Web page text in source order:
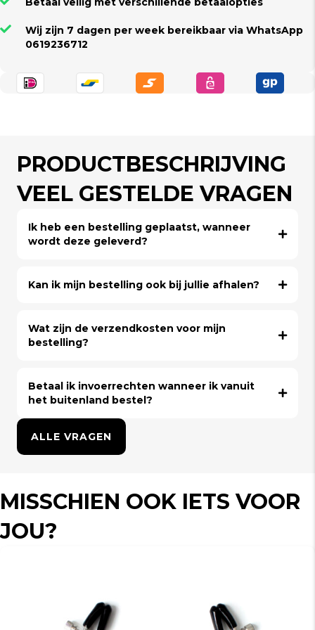
Wij zijn 7 dagen per week bereikbaar via WhatsApp
0619236712
PRODUCTBESCHRIJVING
VEEL GESTELDE VRAGEN
Ik heb een bestelling geplaatst, wanneer
wordt deze geleverd?
Kan ik mijn bestelling ook bij jullie afhalen?
Wat zijn de verzendkosten voor mijn
bestelling?
Betaal ik invoerrechten wanneer ik vanuit
het buitenland bestel?
ALLE VRAGEN
MISSCHIEN OOK IETS VOOR
JOU?